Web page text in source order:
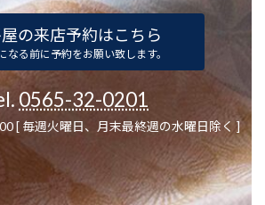
の来店予約はこちら
なる前に予約をお願い致します。
0565-32-0201
[ 毎週火曜日、月末最終週の水曜日除く ]